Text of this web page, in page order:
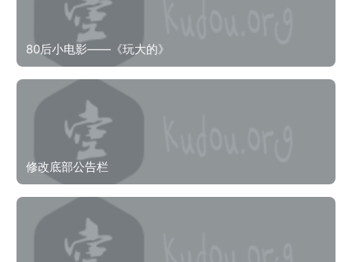
80后小电影——《玩大的》
修改底部公告栏